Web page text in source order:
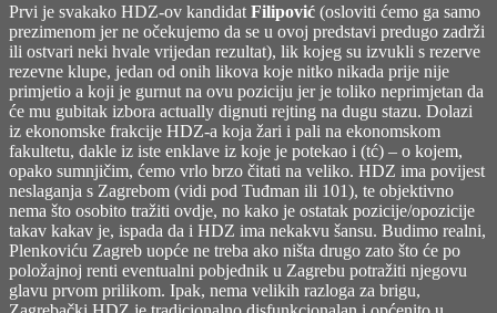
Prvi je svakako HDZ-ov kandidat Filipović (osloviti ćemo ga samo
prezimenom jer ne očekujemo da se u ovoj predstavi predugo zadrži
ili ostvari neki hvale vrijedan rezultat), lik kojeg su izvukli s rezerve
rezevne klupe, jedan od onih likova koje nitko nikada prije nije
primjetio a koji je gurnut na ovu poziciju jer je toliko neprimjetan da
će mu gubitak izbora actually dignuti rejting na dugu stazu. Dolazi
iz ekonomske frakcije HDZ-a koja žari i pali na ekonomskom
fakultetu, dakle iz iste enklave iz koje je potekao i (tć) – o kojem,
opako sumnjičim, ćemo vrlo brzo čitati na veliko. HDZ ima povijest
neslaganja s Zagrebom (vidi pod Tuđman ili 101), te objektivno
nema što osobito tražiti ovdje, no kako je ostatak pozicije/opozicije
takav kakav je, ispada da i HDZ ima nekakvu šansu. Budimo realni,
Plenkoviću Zagreb uopće ne treba ako ništa drugo zato što će po
položajnoj renti eventualni pobjednik u Zagrebu potražiti njegovu
glavu prvom prilikom. Ipak, nema velikih razloga za brigu,